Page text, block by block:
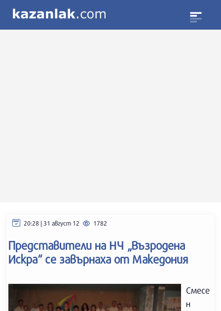
20:28 | 31 август 12 1782
Представители на НЧ „Възродена
Искра“ се завърнаха от Македония
Смесе
н